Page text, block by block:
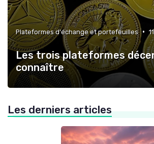
Plateformes d'échange et portefeuilles •
Les trois plateformes
connaître
Les derniers articles